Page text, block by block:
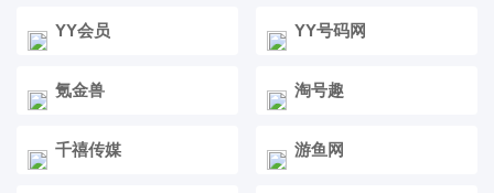
YY会员 YY号码网
氪金兽 淘号趣
千禧传媒 游鱼网